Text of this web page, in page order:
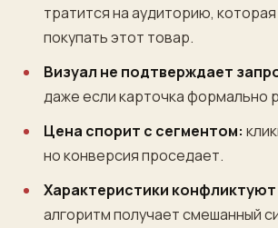
тратится на аудиторию,
покупать этот товар.
Визуал не подтверждает
даже если карточка формально
Цена спорит с сегментом:
но конверсия проседает.
Характеристики конфликтуют
алгоритм получает смешанный